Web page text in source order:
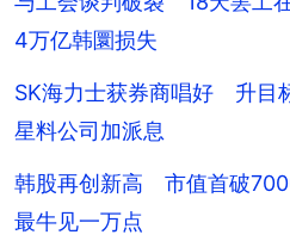
4万亿韩圜损失
SK海力士获券商唱好 升
星料公司加派息
韩股再创新高 市值首破
最牛见一万点